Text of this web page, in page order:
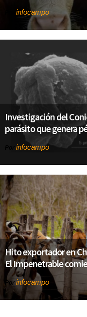
infocampo
Investigación del
parásito que genera
infocampo
Hito exportador en
El Impenetrable
Por infocampo